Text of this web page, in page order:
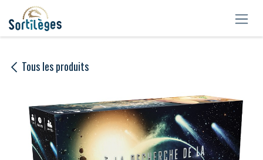
Se rendre au contenu
Tous les produits